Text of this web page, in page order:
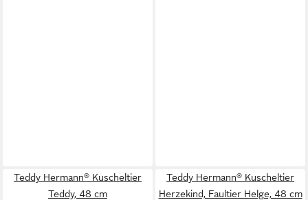
Teddy Hermann® Kuscheltier
Teddy, 48 cm
Teddy Hermann® Kuscheltier
Herzekind, Faultier Helge, 48 cm